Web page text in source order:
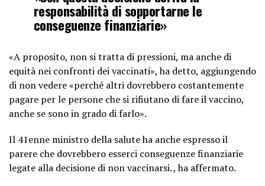
responsabilità di sopportarne le
conseguenze finanziarie»
«A proposito, non si tratta di pressioni, ma anche di
equità nei confronti dei vaccinati», ha detto, aggiungendo
di non vedere «perché altri dovrebbero costantemente
pagare per le persone che si rifiutano di fare il vaccino,
anche se sono in grado di farlo».
Il 41enne ministro della salute ha anche espresso il
parere che dovrebbero esserci conseguenze finanziarie
legate alla decisione di non vaccinarsi. , ha affermato.